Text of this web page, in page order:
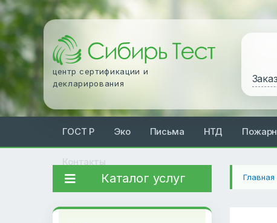
центр сертификации и
декларирования
ГОСТ Р Эко Письма НТД
Контакты
Каталог услуг Главная